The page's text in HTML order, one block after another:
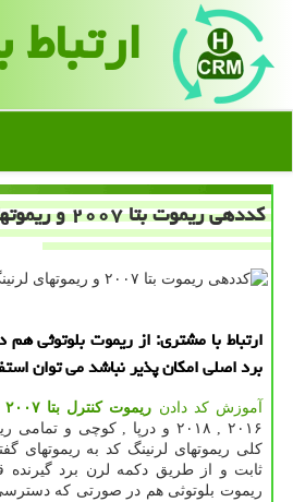
كددهی ریموت بتا ۲۰۰۷ و ریموتهای لرنینگ
ارتباط با مشتری: از ریموت بلوتوثی
برد اصلی امكان پذیر نباشد می توان
آموزش کد دادن ریموت کنترل بتا۲۰۰۷
۲۰۱۶ , ۲۰۱۸ و درپا , کوچی و
کلی ریموتهای لرنینگ کد به ریموتهای
ثابت و از طریق دکمه لرن برد گیرنده
ریموت بلوتوثی هم در صورتی که